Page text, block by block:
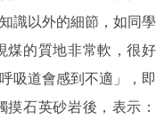
識以外的細節，如同學
煤的質地非常軟，很好
吸道會感到不適」，即
石英砂岩後，表示：